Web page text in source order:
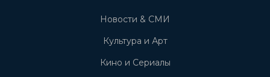
Новости & СМИ
Культура и Арт
Кино и Сериалы